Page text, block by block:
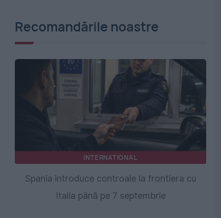
Recomandările noastre
INTERNATIONAL
Spania introduce controale la frontiera cu
Italia până pe 7 septembrie